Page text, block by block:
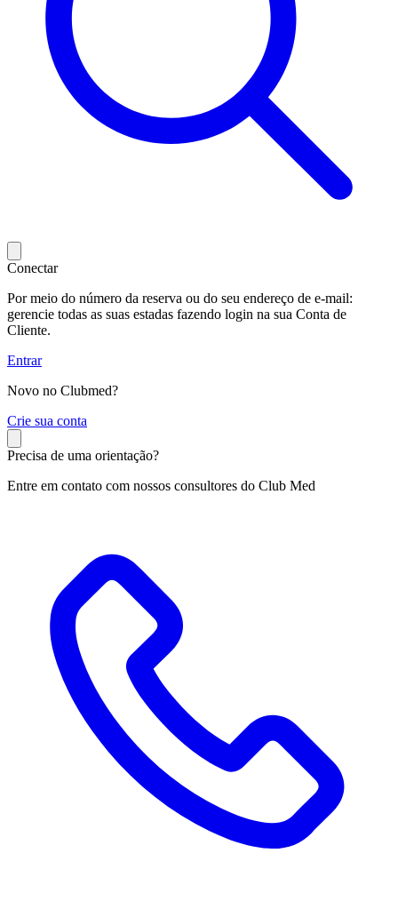
Conectar
Por meio do número da reserva ou do seu endereço de e-mail:
gerencie todas as suas estadas fazendo login na sua Conta de
Cliente.
Entrar
Novo no Clubmed?
Crie sua conta
Precisa de uma orientação?
Entre em contato com nossos consultores do Club Med